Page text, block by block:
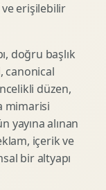
ve erişilebilir
doğru başlık
canonical
düzen,
mimarisi
yayına alınan
içerik ve
bir altyapı